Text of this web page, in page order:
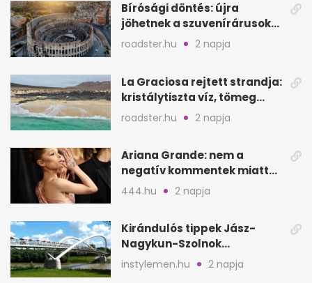
Bírósági döntés: újra
jöhetnek a szuvenírárusok
Európa ikonikus helyére
roadster.hu 2 napja
La Graciosa rejtett strandja:
kristálytiszta víz, tömeg
nélkül
roadster.hu 2 napja
Ariana Grande: nem a
negatív kommentek miatt
vonul vissza
444.hu 2 napja
Kirándulós tippek Jász-
Nagykun-Szolnok
megyében: 6 kihagyhatatlan
hely
instylemen.hu 2 napja